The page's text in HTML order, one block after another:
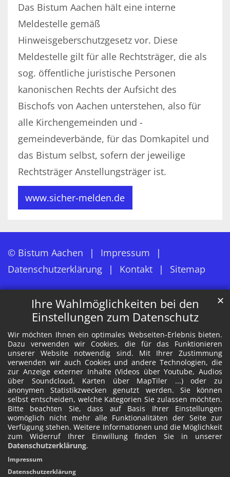
Ihre Wahlmöglichkeiten bei den
Einstellungen zum Datenschutz
Wir möchten Ihnen ein optimales Webseiten-Erlebnis bieten.
Dazu verwenden wir Cookies, die für das Funktionieren
unserer Website notwendig sind. Mit Ihrer Zustimmung
verwenden wir auch Cookies und andere Technologien, die
zur Anzeige externer Inhalte (Videos über Youtube, Audios
über Soundcloud, Karten über MapTiler ...) oder zu
anonymen Statistikzwecken genutzt werden. Sie können
selbst entscheiden, welche Kategorien Sie zulassen möchten.
Bitte beachten Sie, dass auf Basis Ihrer Einstellungen
womöglich nicht mehr alle Funktionalitäten der Seite zur
Verfügung stehen. Weitere Informationen und die Möglichkeit
zum Widerruf Ihrer Einwillung finden Sie in unserer
Datenschutzerklärung.
✕
Impressum
Datenschutzerklärung
Das Bistum Aachen hält eine interne
Meldestelle gemäß
Hinweisgeberschutzgesetz vor. Diese
Meldestelle gilt für alle Rechtsträger, die als
sog. öffentliche juristische Personen
kanonischen Rechts der Aufsicht des
Bischofs von Aachen unterstehen, also für
alle Kirchengemeinden und -
gemeindeverbände, für das Domkapitel und
das Bistum selbst, sofern der jeweilige
Rechtsträger Anstellungsträger ist.
www.sicher-melden.de
© Bistum Aachen
Impressum
Datenschutzerklärung
Kontakt Sitemap